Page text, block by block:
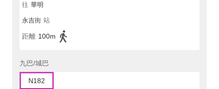
往 華明
永吉街 站
距離 100m
九巴/城巴
N182